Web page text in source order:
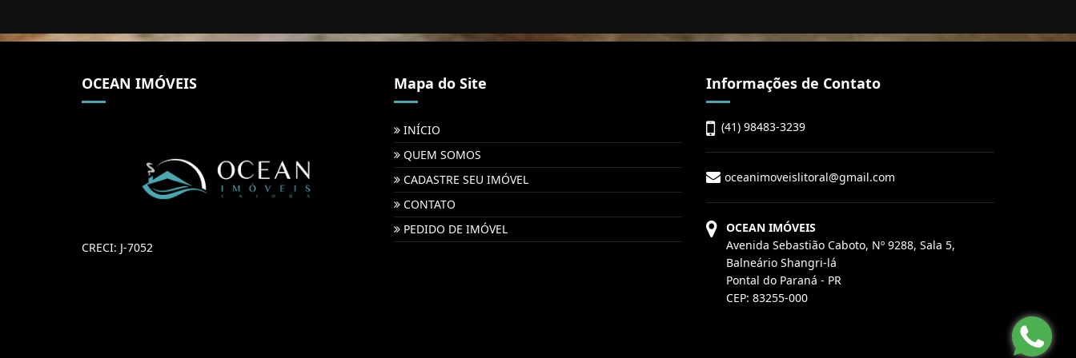
OCEAN IMÓVEIS
CRECI: J-7052
Mapa do Site
INÍCIO
QUEM SOMOS
CADASTRE SEU IMÓVEL
CONTATO
PEDIDO DE IMÓVEL
Informações de Contato
(41) 98483-3239
oceanimoveislitoral@gmail.com
OCEAN IMÓVEIS
Avenida Sebastião Caboto, Nº 9288, Sala 5,
Balneário Shangri-lá
Pontal do Paraná - PR
CEP: 83255-000